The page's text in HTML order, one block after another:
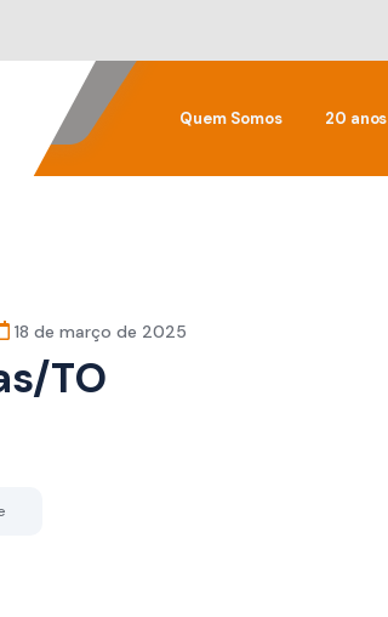
Quem Somos 20 anos
18 de março de 2025
TO